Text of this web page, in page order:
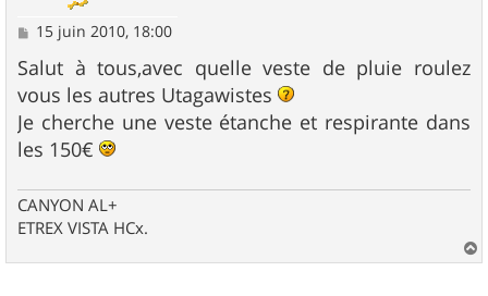
M
s
s
a
g
e
15 juin 2010, 18:00
Salut à tous,avec quelle veste de pluie roulez
vous les autres Utagawistes
Je cherche une veste étanche et respirante dans
les 150€
CANYON AL+
ETREX VISTA HCx.
a